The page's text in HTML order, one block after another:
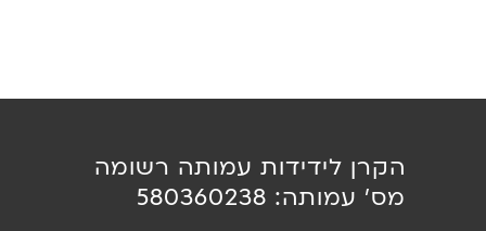
הקרן לידידות עמותה רשומה
מס' עמותה: 580360238